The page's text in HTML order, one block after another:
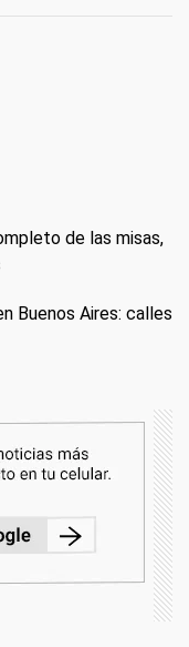
de las misas,
Buenos Aires: calles